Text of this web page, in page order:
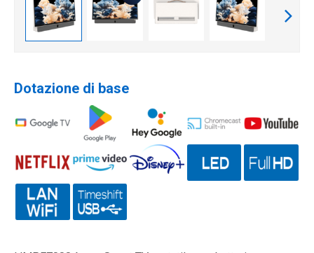
Dotazione di base